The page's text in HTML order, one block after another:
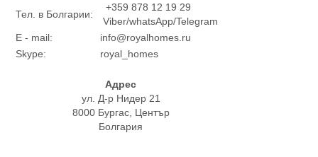
Тел. в Болгарии:
+359 878 12 19 29
Viber/whatsApp/Telegram
E - mail:
info@royalhomes.ru
Skype:
royal_homes
Адрес
ул. Д-р Нидер 21
8000 Бургас, Център
Болгария